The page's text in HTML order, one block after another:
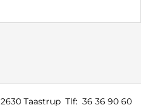
2630 Taastrup Tlf: 36 36 90 60